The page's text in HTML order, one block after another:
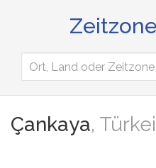
Çankaya, Türkei